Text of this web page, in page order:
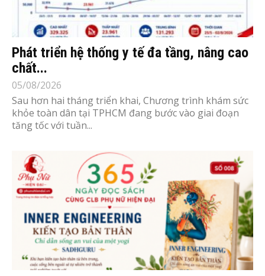
Phát triển hệ thống y tế đa tầng, nâng cao
chất...
05/08/2026
Sau hơn hai tháng triển khai, Chương trình khám sức
khỏe toàn dân tại TPHCM đang bước vào giai đoạn
tăng tốc với tuần...